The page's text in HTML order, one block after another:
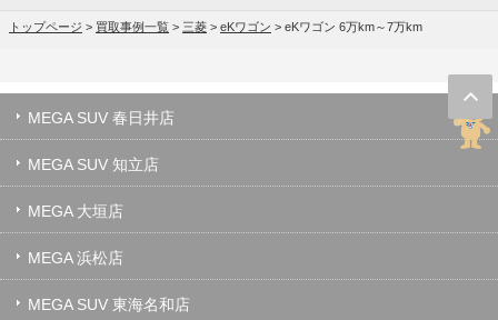
トップページ > 買取事例一覧 > 三菱 > eKワゴン > eKワゴン 6万km～7万km
MEGA SUV 春日井店
MEGA SUV 知立店
MEGA 大垣店
MEGA 浜松店
MEGA SUV 東海名和店